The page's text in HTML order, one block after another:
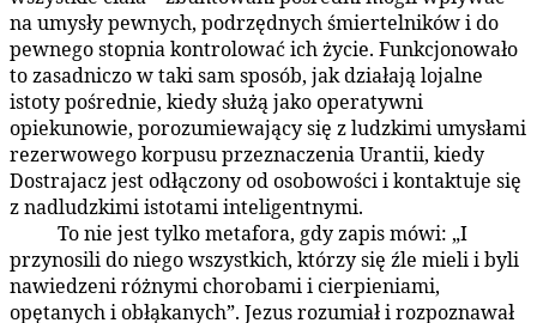
na umysły pewnych, podrzędnych śmiertelników i do
pewnego stopnia kontrolować ich życie. Funkcjonowało
to zasadniczo w taki sam sposób, jak działają lojalne
istoty pośrednie, kiedy służą jako operatywni
opiekunowie, porozumiewający się z ludzkimi umysłami
rezerwowego korpusu przeznaczenia Urantii, kiedy
Dostrajacz jest odłączony od osobowości i kontaktuje się
z nadludzkimi istotami inteligentnymi.
To nie jest tylko metafora, gdy zapis mówi: „I
przynosili do niego wszystkich, którzy się źle mieli i byli
nawiedzeni różnymi chorobami i cierpieniami,
opętanych i obłąkanych”. Jezus rozumiał i rozpoznawał